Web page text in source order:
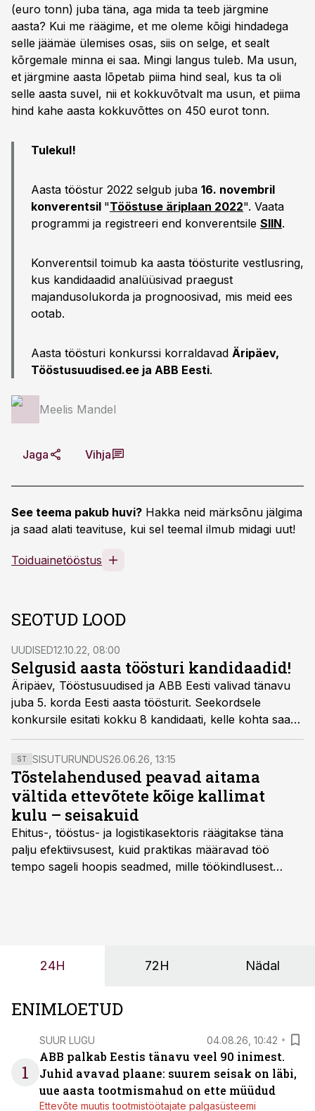
(euro tonn) juba täna, aga mida ta teeb järgmine
aasta? Kui me räägime, et me oleme kõigi hindadega
selle jäämäe ülemises osas, siis on selge, et sealt
kõrgemale minna ei saa. Mingi langus tuleb. Ma usun,
et järgmine aasta lõpetab piima hind seal, kus ta oli
selle aasta suvel, nii et kokkuvõtvalt ma usun, et piima
hind kahe aasta kokkuvõttes on 450 eurot tonn.
Tulekul!
Aasta tööstur 2022 selgub juba 16. novembril
konverentsil "Tööstuse äriplaan 2022". Vaata
programmi ja registreeri end konverentsile SIIN.
Konverentsil toimub ka aasta töösturite vestlusring,
kus kandidaadid analüüsivad praegust
majandusolukorda ja prognoosivad, mis meid ees
ootab.
Aasta töösturi konkurssi korraldavad Äripäev,
Tööstusuudised.ee ja ABB Eesti.
Meelis Mandel
Jaga Vihja
See teema pakub huvi? Hakka neid märksõnu jälgima
ja saad alati teavituse, kui sel teemal ilmub midagi uut!
Toiduainetööstus
SEOTUD LOOD
UUDISED12.10.22, 08:00
Selgusid aasta töösturi kandidaadid!
Äripäev, Tööstusuudised ja ABB Eesti valivad tänavu
juba 5. korda Eesti aasta töösturit. Seekordsele
konkursile esitati kokku 8 kandidaati, kelle kohta saab
lugeda allpool.
ST SISUTURUNDUS26.06.26, 13:15
Tõstelahendused peavad aitama
vältida ettevõtete kõige kallimat
kulu – seisakuid
Ehitus-, tööstus- ja logistikasektoris räägitakse täna
palju efektiivsusest, kuid praktikas määravad töö
tempo sageli hoopis seadmed, mille töökindlusest
24H 72H Nädal
ENIMLOETUD
1
SUUR LUGU 04.08.26, 10:42
ABB palkab Eestis tänavu veel 90 inimest.
Juhid avavad plaane: suurem seisak on läbi,
uue aasta tootmismahud on ette müüdud
Ettevõte muutis tootmistöötajate palgasüsteemi